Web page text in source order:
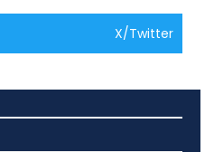
X/Twitter